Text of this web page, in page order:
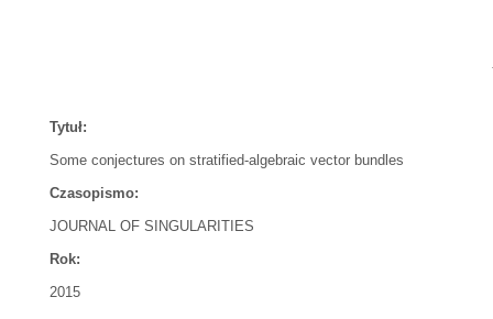
Tytuł:
Some conjectures on stratified-algebraic vector bundles
Czasopismo:
JOURNAL OF SINGULARITIES
Rok:
2015